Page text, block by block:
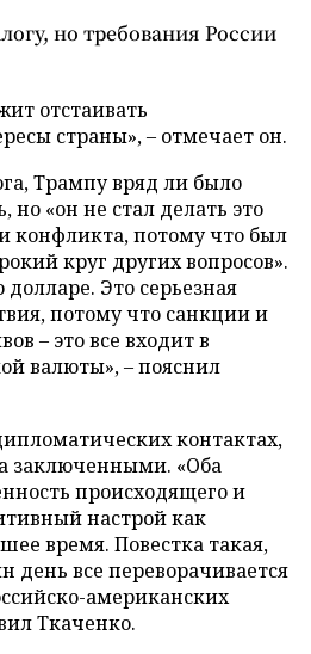
но требования России
отстаивать
страны», – отмечает он.
Трампу вряд ли было
но «он не стал делать это
конфликта, потому что был
круг других вопросов».
Это серьезная
потому что санкции и
– это все входит в
валюты», – пояснил
контактах,
заключенными. «Оба
происходящего и
настрой как
время. Повестка такая,
день все переворачивается
американских
Ткаченко.